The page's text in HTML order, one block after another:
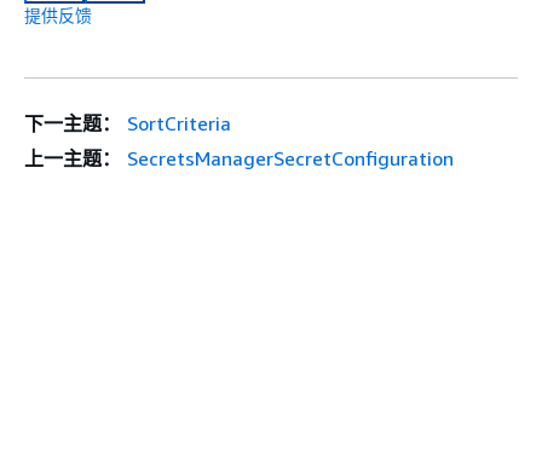
提供反馈
下一主题：
SortCriteria
上一主题：
SecretsManagerSecretConfiguration